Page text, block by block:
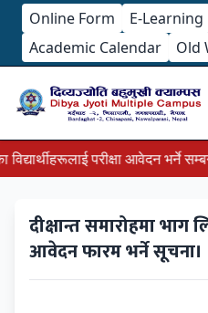
Online Form E-Learning
Academic Calendar
Old
परीक्षा आवेदन भर्ने
दीक्षान्त समारोहमा
आवेदन फारम भर्ने सूचना।